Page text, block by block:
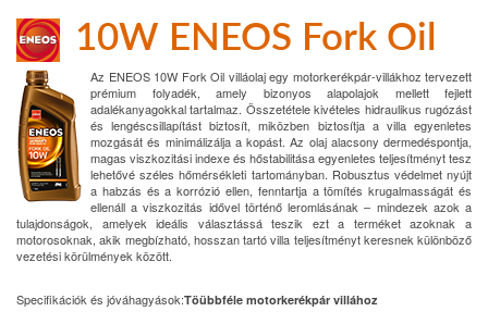
10W ENEOS Fork Oil
Az ENEOS 10W Fork Oil villáolaj egy motorkerékpár-villákhoz tervezett
prémium folyadék, amely bizonyos alapolajok mellett fejlett
adalékanyagokkal tartalmaz. Összetétele kivételes hidraulikus rugózást
és lengéscsillapítást biztosít, miközben biztosítja a villa egyenletes
mozgását és minimálizálja a kopást. Az olaj alacsony dermedéspontja,
magas viszkozitási indexe és hőstabilitása egyenletes teljesítményt tesz
lehetővé széles hőmérsékleti tartományban. Robusztus védelmet nyújt
a habzás és a korrózió ellen, fenntartja a tömítés krugalmasságát és
ellenáll a viszkozitás idővel történő leromlásának – mindezek azok a
tulajdonságok, amelyek ideális választássá teszik ezt a terméket azoknak a
motorosoknak, akik megbízható, hosszan tartó villa teljesítményt keresnek különböző
vezetési körülmények között.
Specifikációk és jóváhagyások:Töübbféle motorkerékpár villához